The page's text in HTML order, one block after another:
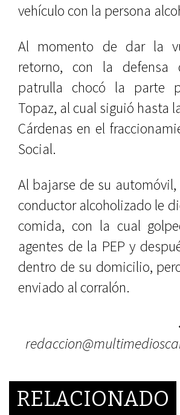
vehículo con la persona
Al momento de dar la
retorno, con la defensa
patrulla chocó la parte
Topaz, al cual siguió hasta
Cárdenas en el
Social.
Al bajarse de su
conductor alcoholizado le
comida, con la cual
agentes de la PEP y
dentro de su domicilio,
enviado al corralón.
RELACIONADO